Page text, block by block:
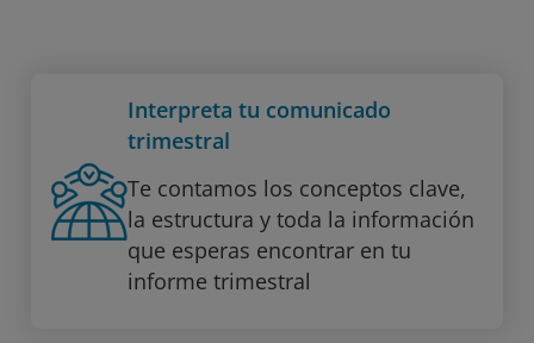
Interpreta tu comunicado
trimestral
Te contamos los conceptos clave,
la estructura y toda la información
que esperas encontrar en tu
informe trimestral